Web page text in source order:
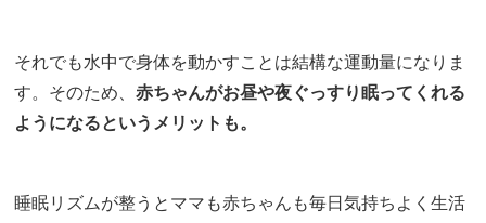
それでも水中で身体を動かすことは結構な運動量になりま
す。そのため、赤ちゃんがお昼や夜ぐっすり眠ってくれる
ようになるというメリットも。
睡眠リズムが整うとママも赤ちゃんも毎日気持ちよく生活